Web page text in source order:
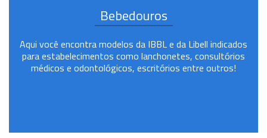
Bebedouros
Aqui você encontra modelos da IBBL e da Libell indicados
para estabelecimentos como lanchonetes, consultórios
médicos e odontológicos, escritórios entre outros!